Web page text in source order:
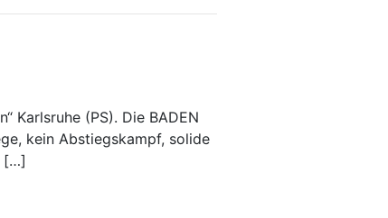
Karlsruhe (PS). Die BADEN
kein Abstiegskampf, solide
[…]